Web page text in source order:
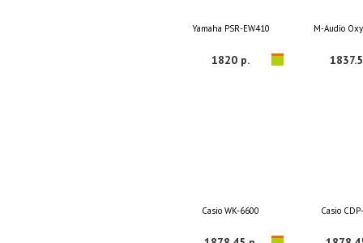
Yamaha PSR-EW410
1820 р.
M-Audio
Casio WK-6600 Casio